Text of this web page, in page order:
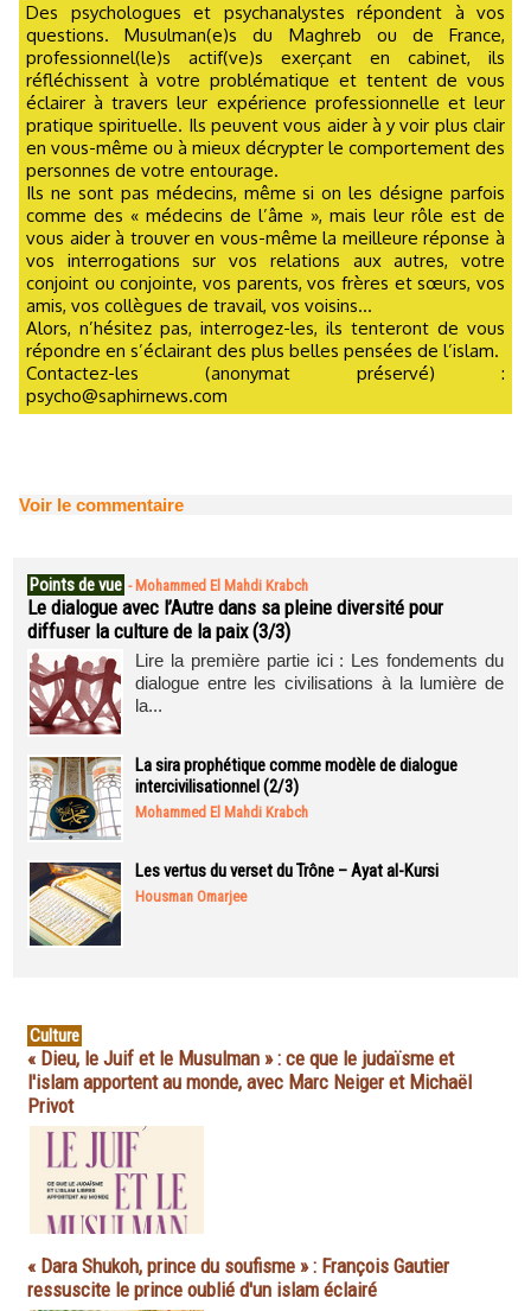
Des psychologues et psychanalystes répondent à vos
questions. Musulman(e)s du Maghreb ou de France,
professionnel(le)s actif(ve)s exerçant en cabinet, ils
réfléchissent à votre problématique et tentent de vous
éclairer à travers leur expérience professionnelle et leur
pratique spirituelle. Ils peuvent vous aider à y voir plus clair
en vous-même ou à mieux décrypter le comportement des
personnes de votre entourage.
Ils ne sont pas médecins, même si on les désigne parfois
comme des « médecins de l’âme », mais leur rôle est de
vous aider à trouver en vous-même la meilleure réponse à
vos interrogations sur vos relations aux autres, votre
conjoint ou conjointe, vos parents, vos frères et sœurs, vos
amis, vos collègues de travail, vos voisins...
Alors, n’hésitez pas, interrogez-les, ils tenteront de vous
répondre en s’éclairant des plus belles pensées de l’islam.
Contactez-les (anonymat préservé) :
psycho@saphirnews.com
Voir le commentaire
Points de vue - Mohammed El Mahdi Krabch
Le dialogue avec l’Autre dans sa pleine diversité pour
diffuser la culture de la paix (3/3)
Lire la première partie ici : Les fondements du
dialogue entre les civilisations à la lumière de
la...
La sira prophétique comme modèle de dialogue
intercivilisationnel (2/3)
Mohammed El Mahdi Krabch
Les vertus du verset du Trône – Ayat al-Kursi
Housman Omarjee
Culture
« Dieu, le Juif et le Musulman » : ce que le judaïsme et
l'islam apportent au monde, avec Marc Neiger et Michaël
Privot
« Dara Shukoh, prince du soufisme » : François Gautier
ressuscite le prince oublié d'un islam éclairé